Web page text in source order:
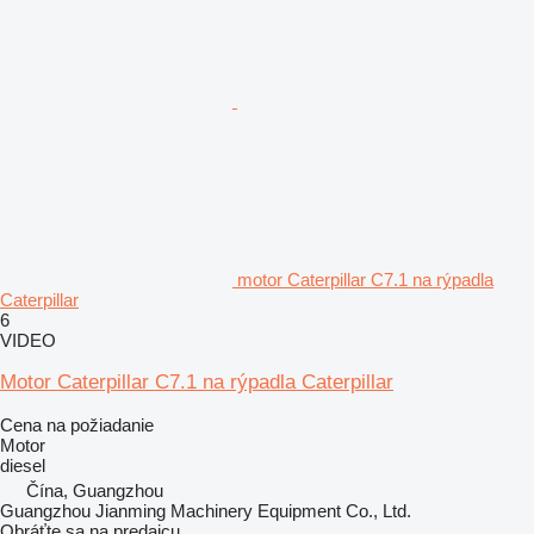
motor Caterpillar C7.1 na rýpadla
Caterpillar
6
VIDEO
Motor Caterpillar C7.1 na rýpadla Caterpillar
Cena na požiadanie
Motor
diesel
Čína, Guangzhou
Guangzhou Jianming Machinery Equipment Co., Ltd.